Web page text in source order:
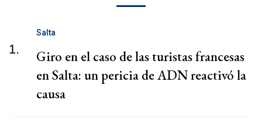
1.
Salta
Giro en el caso de las turistas francesas
en Salta: un pericia de ADN reactivó la
causa